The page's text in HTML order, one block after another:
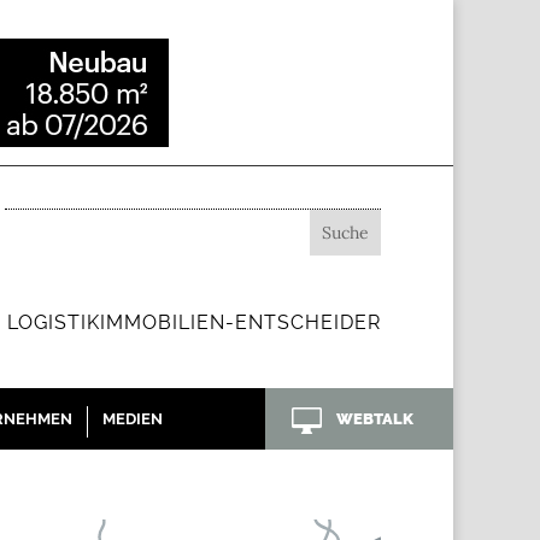
ENTSCHEIDER
MEDIEN  WEBTALK